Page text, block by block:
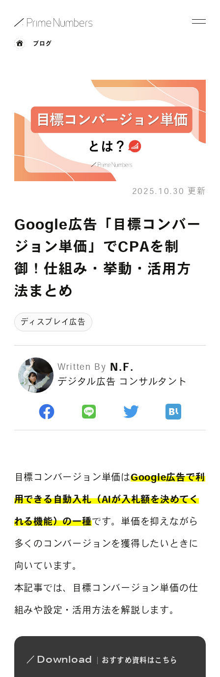
サービス一覧
事例紹介
お役立ち情報
会社情報
採用情報
各種ご相談 資料ダウンロード
無料診断実施中
Webマーケティング用語集
よくある質問
ブログ
2025.10.30 更新
Google広告「目標コンバー
ジョン単価」でCPAを制
御！仕組み・挙動・活用方
法まとめ
ディスプレイ広告
Written By N.F.
デジタル広告 コンサルタント
目標コンバージョン単価はGoogle広告で利
用できる自動入札（AIが入札額を決めてく
れる機能）の一種です。単価を抑えながら
多くのコンバージョンを獲得したいときに
向いています。
本記事では、目標コンバージョン単価の仕
組みや設定・活用方法を解説します。
Download おすすめ資料は こちら